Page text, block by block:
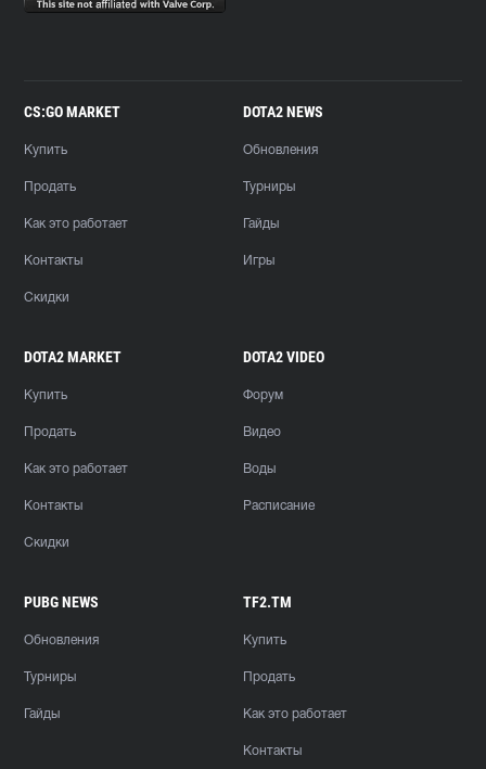
CS:GO MARKET
Купить
Продать
Как это работает
Контакты
Скидки
DOTA2 NEWS
Обновления
Турниры
Гайды
Игры
DOTA2 MARKET
Купить
Продать
Как это работает
Контакты
Скидки
DOTA2 VIDEO
Форум
Видео
Воды
Расписание
PUBG NEWS
Обновления
Турниры
Гайды
TF2.TM
Купить
Продать
Как это работает
Контакты